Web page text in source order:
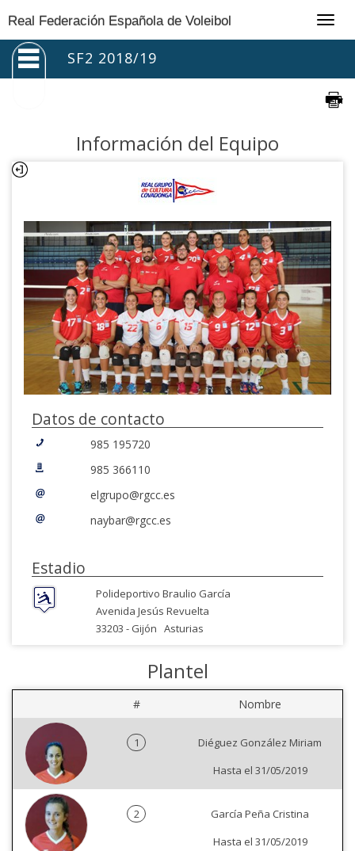
Real Federación Española de Voleibol
SF2 2018/19
Información del Equipo
Datos de contacto
985 195720
985 366110
elgrupo@rgcc.es
naybar@rgcc.es
Estadio
Polideportivo Braulio García
Avenida Jesús Revuelta
33203 - Gijón Asturias
Plantel
# Nombre
1
Diéguez González Miriam
Hasta el 31/05/2019
2
García Peña Cristina
Hasta el 31/05/2019